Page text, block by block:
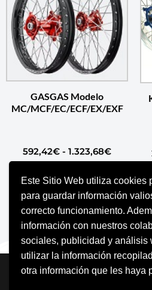
Este Sitio Web utiliza cookies
para guardar información
correcto funcionamiento.
información con nuestros
sociales, publicidad y análisis
utilizar la información
otra información que les haya
GASGAS Modelo
MC/MCF/EC/ECF/EX/EXF
592,42€ - 1.323,68€
SELECCIONAR OPCIONES
Neve| Funciona